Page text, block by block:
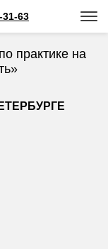
31-63
практике на